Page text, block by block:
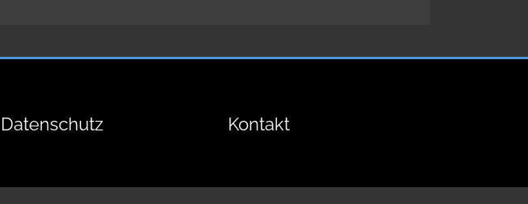
Datenschutz Kontakt